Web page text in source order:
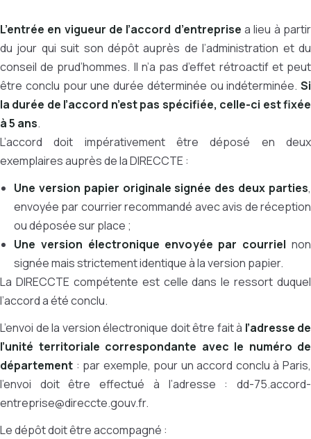
L’entrée en vigueur de l’accord d’entreprise a lieu à partir
du jour qui suit son dépôt auprès de l’administration et du
conseil de prud’hommes. Il n’a pas d’effet rétroactif et peut
être conclu pour une durée déterminée ou indéterminée. Si
la durée de l’accord n’est pas spécifiée, celle-ci est fixée
à 5 ans.
L’accord doit impérativement être déposé en deux
exemplaires auprès de la DIRECCTE :
Une version papier originale signée des deux parties,
envoyée par courrier recommandé avec avis de réception
ou déposée sur place ;
Une version électronique envoyée par courriel non
signée mais strictement identique à la version papier.
La DIRECCTE compétente est celle dans le ressort duquel
l’accord a été conclu.
L’envoi de la version électronique doit être fait à l’adresse de
l’unité territoriale correspondante avec le numéro de
département : par exemple, pour un accord conclu à Paris,
l’envoi doit être effectué à l’adresse : dd-75.accord-
entreprise@direccte.gouv.fr.
Le dépôt doit être accompagné :